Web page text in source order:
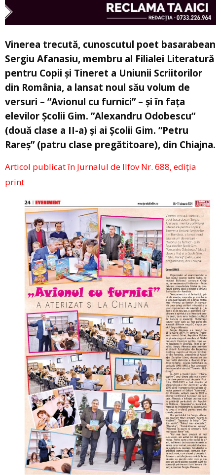
Vinerea trecută, cunoscutul poet basarabean
Sergiu Afanasiu, membru al Filialei Literatură
pentru Copii și Tineret a Uniunii Scriitorilor
din România, a lansat noul său volum de
versuri – ”Avionul cu furnici” – și în fața
elevilor Școlii Gim. ”Alexandru Odobescu”
(două clase a II-a) și ai Școlii Gim. ”Petru
Rareș” (patru clase pregătitoare), din Chiajna.
Articol publicat în Jurnalul de Ilfov Nr. 688, ediția
print